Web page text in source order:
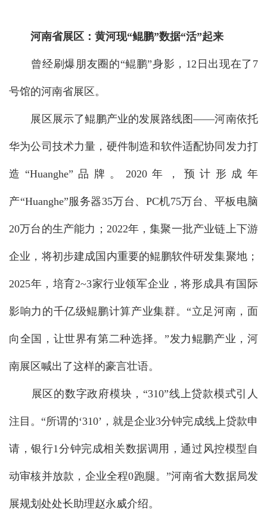
河南省展区：黄河现“鲲鹏”数据“活”起来
曾经刷爆朋友圈的“鲲鹏”身影，12日出现在了7
号馆的河南省展区。
展区展示了鲲鹏产业的发展路线图——河南依托
华为公司技术力量，硬件制造和软件适配协同发力打
造“Huanghe”品牌。2020年，预计形成年
产“Huanghe”服务器35万台、PC机75万台、平板电脑
20万台的生产能力；2022年，集聚一批产业链上下游
企业，将初步建成国内重要的鲲鹏软件研发集聚地；
2025年，培育2~3家行业领军企业，将形成具有国际
影响力的千亿级鲲鹏计算产业集群。“立足河南，面
向全国，让世界有第二种选择。”发力鲲鹏产业，河
南展区喊出了这样的豪言壮语。
展区的数字政府模块，“310”线上贷款模式引人
注目。“所谓的‘310’，就是企业3分钟完成线上贷款申
请，银行1分钟完成相关数据调用，通过风控模型自
动审核并放款，企业全程0跑腿。”河南省大数据局发
展规划处处长助理赵永威介绍。